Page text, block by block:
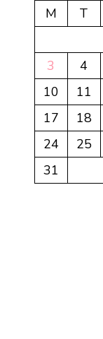
M
T
3
4
10
11
17
18
24
25
31